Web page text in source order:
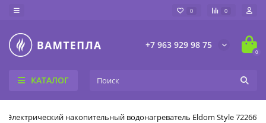
0 0
+7 963 929 98 75
0
КАТАЛОГ
Электрический накопительный водонагреватель Eldom Style